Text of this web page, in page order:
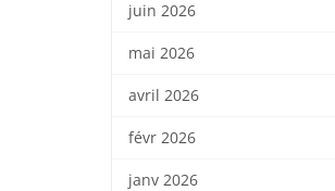
juin 2026
mai 2026
avril 2026
févr 2026
janv 2026